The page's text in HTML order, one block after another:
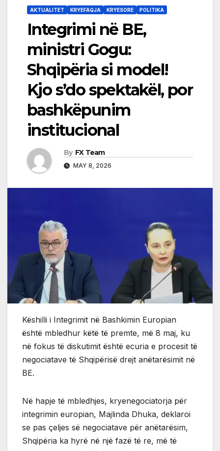
AKTUALITET KRYEFAQJA KRYESORE POLITIKA
Integrimi në BE,
ministri Gogu:
Shqipëria si model!
Kjo s’do spektakël, por
bashkëpunim
institucional
By FX Team
MAY 8, 2026
Këshilli i Integrimit në Bashkimin Europian
është mbledhur këtë të premte, më 8 maj, ku
në fokus të diskutimit është ecuria e procesit të
negociatave të Shqipërisë drejt anëtarësimit në
BE.
Në hapje të mbledhjes, kryenegociatorja për
integrimin europian, Majlinda Dhuka, deklaroi
se pas çeljes së negociatave për anëtarësim,
Shqipëria ka hyrë në një fazë të re, më të